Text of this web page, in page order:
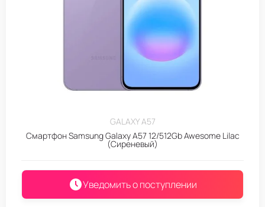
GALAXY A57
Смартфон Samsung Galaxy A57 12/512Gb Awesome Lilac
(Сиреневый)
Уведомить о поступлении